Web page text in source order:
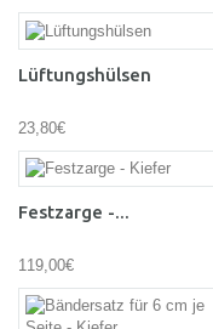
Lüftungshülsen
23,80€
Festzarge -...
119,00€